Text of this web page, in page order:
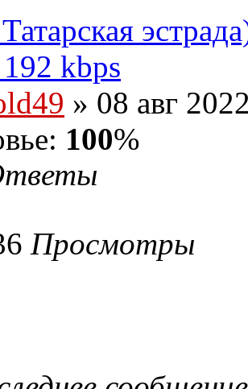
kbps
» 08 авг
100%
Просмотры